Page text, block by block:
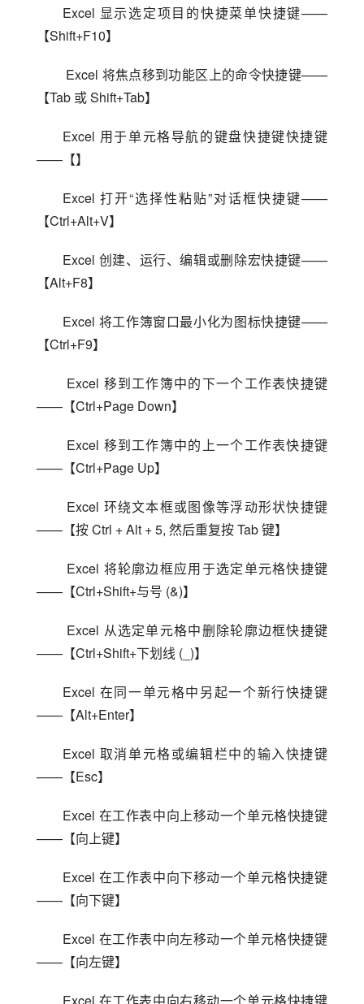
Excel 显示选定项目的快捷菜单快捷键——
【Shift+F10】
【Tab 或 Shift+Tab】
Excel 用于单元格导航的键盘快捷键快捷键
——【】
Excel 打开“选择性粘贴”对话框快捷键——
【Ctrl+Alt+V】
Excel 创建、运行、编辑或删除宏快捷键——
【Alt+F8】
Excel 将工作簿窗口最小化为图标快捷键——
【Ctrl+F9】
——【Ctrl+Page Down】
——【Ctrl+Page Up】
——【按 Ctrl + Alt + 5, 然后重复按 Tab 键】
——【Ctrl+Shift+与号 (&)】
——【Ctrl+Shift+下划线 (_)】
Excel 在同一单元格中另起一个新行快捷键
——【Alt+Enter】
Excel 取消单元格或编辑栏中的输入快捷键
——【Esc】
Excel 在工作表中向上移动一个单元格快捷键
——【向上键】
Excel 在工作表中向下移动一个单元格快捷键
——【向下键】
Excel 在工作表中向左移动一个单元格快捷键
——【向左键】
Excel 在工作表中向右移动一个单元格快捷键